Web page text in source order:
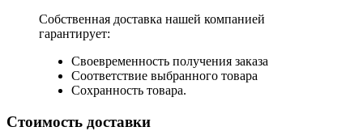
Собственная доставка нашей компанией
гарантирует:
Своевременность получения заказа
Соответствие выбранного товара
Сохранность товара.
Стоимость доставки